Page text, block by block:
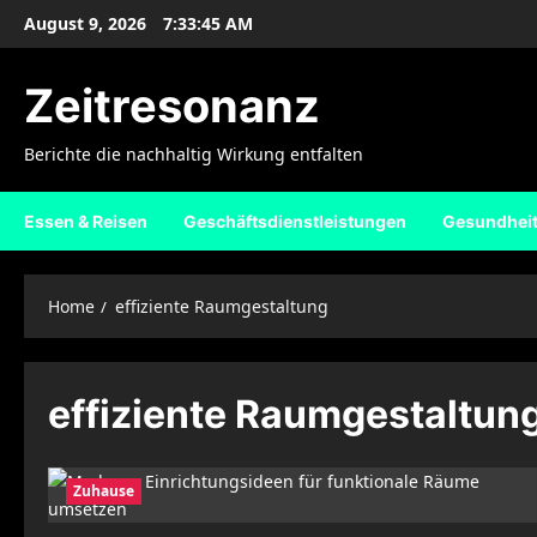
SkipAugust 9, 2026 7:33:45 AM
Zeitresonanz
Berichte die nachhaltig Wirkung entfalten
Essen & Reisen Geschäftsdienstleistungen Gesundheit
Home effiziente Raumgestaltung
effiziente
Zuhause